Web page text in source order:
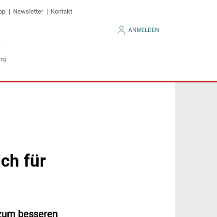
Newsletter Kontakt
ANMELDEN
für
besseren